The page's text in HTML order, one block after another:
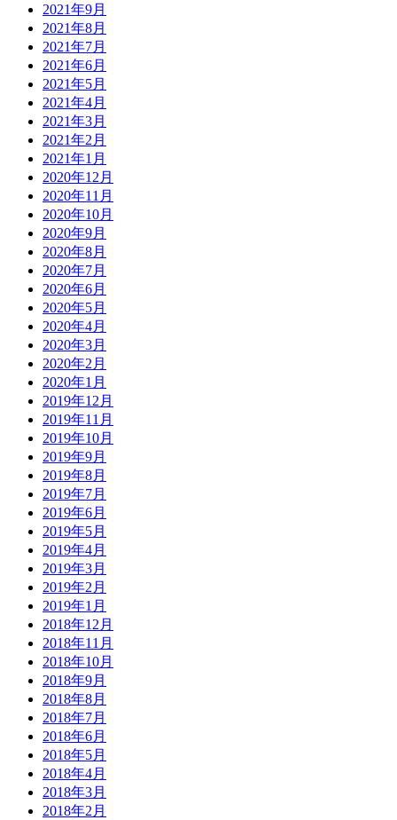
2021年9月
2021年8月
2021年7月
2021年6月
2021年5月
2021年4月
2021年3月
2021年2月
2021年1月
2020年12月
2020年11月
2020年10月
2020年9月
2020年8月
2020年7月
2020年6月
2020年5月
2020年4月
2020年3月
2020年2月
2020年1月
2019年12月
2019年11月
2019年10月
2019年9月
2019年8月
2019年7月
2019年6月
2019年5月
2019年4月
2019年3月
2019年2月
2019年1月
2018年12月
2018年11月
2018年10月
2018年9月
2018年8月
2018年7月
2018年6月
2018年5月
2018年4月
2018年3月
2018年2月